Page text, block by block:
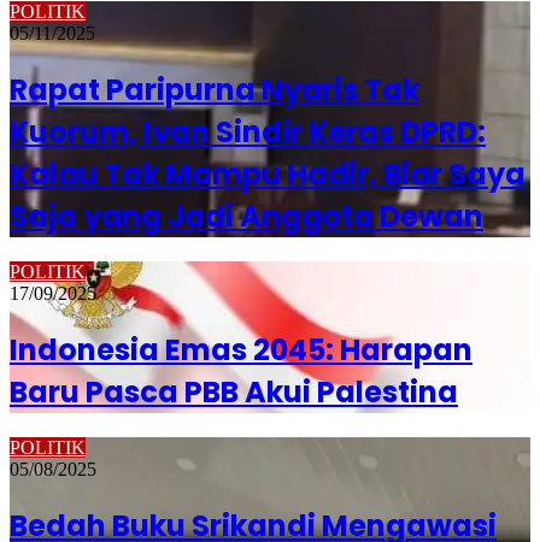
POLITIK
05/11/2025
Rapat Paripurna Nyaris Tak
Kuorum, Ivan Sindir Keras DPRD:
Kalau Tak Mampu Hadir, Biar Saya
Saja yang Jadi Anggota Dewan
POLITIK
17/09/2025
Indonesia Emas 2045: Harapan
Baru Pasca PBB Akui Palestina
POLITIK
05/08/2025
Bedah Buku Srikandi Mengawasi